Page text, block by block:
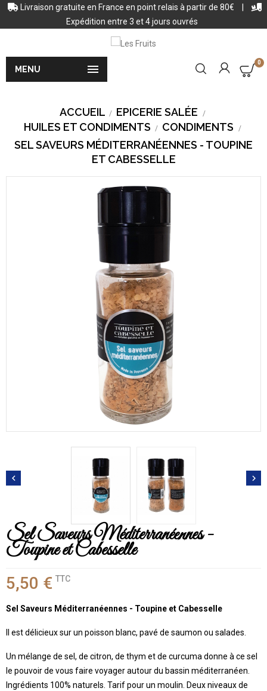
Livraison gratuite en France en point relais à partir de 80€
Expédition entre 3 et 4 jours ouvrés

MENU
0
ACCUEIL
EPICERIE SALÉE
HUILES ET CONDIMENTS
CONDIMENTS
SEL SAVEURS MÉDITERRANÉENNES - TOUPINE
ET CABESSELLE
 
Sel Saveurs Méditerranéennes -
Toupine et Cabesselle
5,50 € TTC
Sel Saveurs Méditerranéennes - Toupine et Cabesselle
Il est délicieux sur un poisson blanc, pavé de saumon ou salades.
Un mélange de sel, de citron, de thym et de curcuma donne à ce sel
le pouvoir de vous faire voyager autour du bassin méditerranéen.
Ingrédients 100% naturels. Tarif pour un moulin. Deux niveaux de